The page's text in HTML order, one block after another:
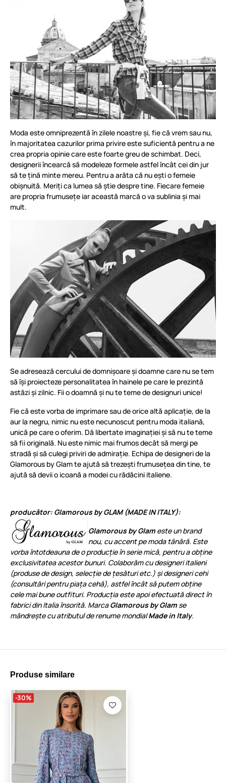
Moda este omniprezentă în zilele noastre și, fie că vrem sau nu,
în majoritatea cazurilor prima privire este suficientă pentru a ne
crea propria opinie care este foarte greu de schimbat. Deci,
designerii încearcă să modeleze formele astfel încât cei din jur
să te țină minte mereu. Pentru a arăta că nu ești o femeie
obișnuită. Meriți ca lumea să știe despre tine. Fiecare femeie
are propria frumusețe iar această marcă o va sublinia și mai
mult.
Se adresează cercului de domnișoare și doamne care nu se tem
să își proiecteze personalitatea în hainele pe care le prezintă
astăzi și zilnic. Fii o doamnă și nu te teme de designuri unice!
Fie că este vorba de imprimare sau de orice altă aplicație, de la
aur la negru, nimic nu este necunoscut pentru moda italiană,
unică pe care o oferim. Dă libertate imaginației și să nu te teme
să fii originală. Nu este nimic mai frumos decât să mergi pe
stradă și să culegi priviri de admirație. Echipa de designeri de la
Glamorous by Glam te ajută să trezești frumusețea din tine, te
ajută să devii o icoană a modei cu rădăcini italiene.
producător: Glamorous by GLAM (MADE IN ITALY):
Glamorous by Glam este un brand
nou, cu accent pe moda tânără. Este
vorba întotdeauna de o producție în serie mică, pentru a obține
exclusivitatea acestor bunuri. Colaborăm cu designeri italieni
(produse de design, selecție de țesături etc.) și designeri cehi
(consultări pentru piața cehă), astfel încât să putem obține
cele mai bune outfituri. Producția este apoi efectuată direct în
fabrici din Italia însorită. MarcaGlamorous by Glam se
mândrește cu atributul de renume mondialMade in Italy.
Produse similare
-30%